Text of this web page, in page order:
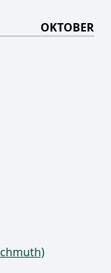
OKTOBER